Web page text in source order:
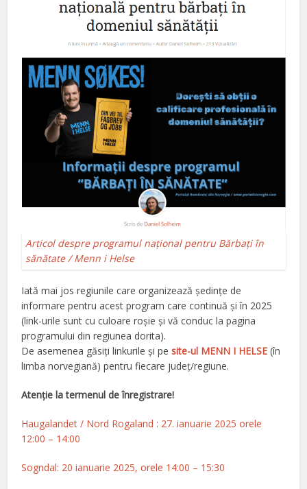
Articol despre programul național pentru Bărbați în
sănătate / Menn i Helse
Iată mai jos regiunile care organizează ședințe de
informare pentru acest program care continuă și în 2025
(link-urile sunt cu culoare roșie și vă conduc la pagina
programului din regiunea dorita).
De asemenea găsiți linkurile și pesite-ul MENN I HELSE (în
limba norvegiană) pentru fiecare județ/regiune.
Atenție la termenul de înregistrare!
Haugalandet / Nord Rogaland : 27. ianuarie 2025 orele
12:00 – 14:00
Sogndal: 20 ianuarie 2025, orele 14:00 – 15:30